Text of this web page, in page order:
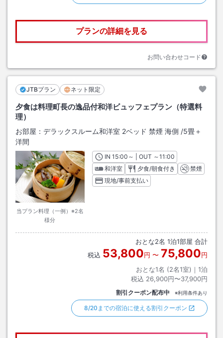
プランの詳細を見る
お問い合わせコード
JTBプラン ネット限定
夕食は料理町長の逸品付和洋ビュッフェプラン（特選料
理）
お部屋： デラックスルーム和洋室 2ベッド 禁煙 海側 /5畳＋
洋間
当プラン料理（一例）※2名
様分
INチェックイン
15:00 ～ | OUT チェックアウト
～11:00
和洋室
夕食/朝食付き
禁煙
現地/事前支払い
おとな2名 1泊1部屋 合計
税込 53,800円 〜 75,800円
おとな1名 (2名1室)｜ 1泊
税込 26,900円〜37,900円
割引クーポン配布中 ※利用条件あり
8/20までの宿泊に使える割引クーポン